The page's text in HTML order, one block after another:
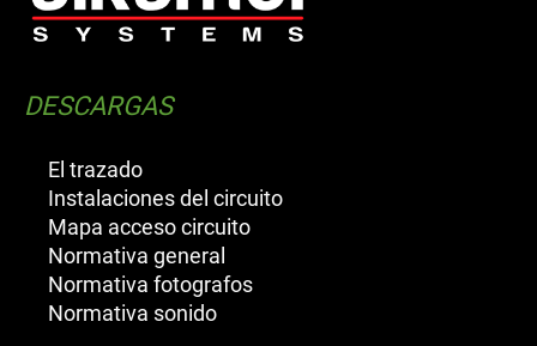
DESCARGAS
El trazado
Instalaciones del circuito
Mapa acceso circuito
Normativa general
Normativa fotografos
Normativa sonido